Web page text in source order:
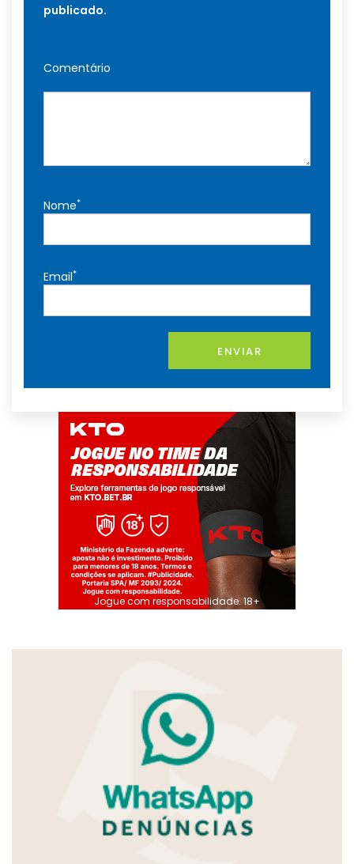
publicado.
Comentário
Nome*
Email*
ENVIAR
Jogue com responsabilidade. 18+